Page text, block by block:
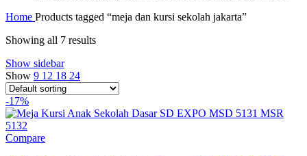
Home Products tagged “meja dan kursi sekolah jakarta”
Showing all 7 results
Show sidebar
Show 9 12 18 24
-17%
Compare